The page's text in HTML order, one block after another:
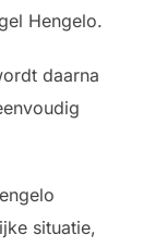
Hengelo.
daarna
situatie,